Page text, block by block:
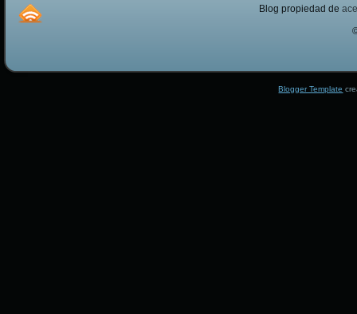
Blog propiedad de
Blogger Template